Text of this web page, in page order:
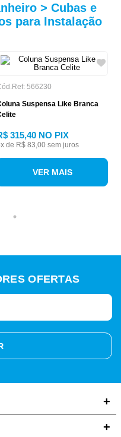
> Cubas e
para Instalação
566230
Suspensa Like Branca
315,40 NO PIX
x de R$ 83,00 sem juros
VER MAIS
OFERTAS
+
+